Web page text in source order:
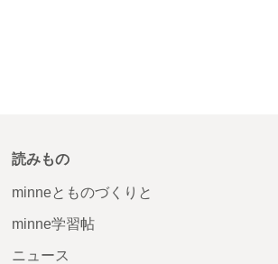
読みもの
minneとものづくりと
minne学習帖
ニュース